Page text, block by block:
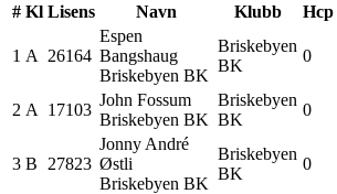
# Kl Lisens Navn Klubb Hcp
1 A 26164
Espen
Bangshaug
Briskebyen BK
Briskebyen
BK
0
2 A 17103
John Fossum
Briskebyen BK
Briskebyen
BK
0
3 B 27823
Jonny André
Østli
Briskebyen BK
Briskebyen
BK
0